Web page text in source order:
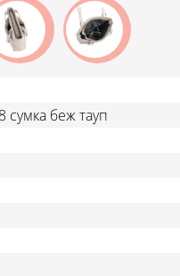
сумка беж тауп